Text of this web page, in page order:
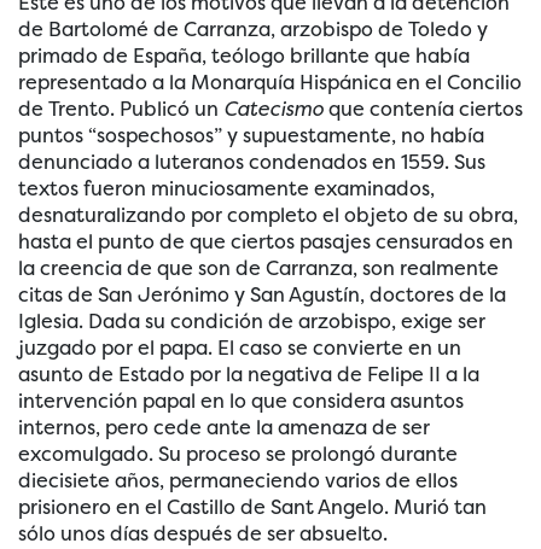
de Bartolomé de Carranza, arzobispo de Toledo y
primado de España, teólogo brillante que había
representado a la Monarquía Hispánica en el Concilio
de Trento. Publicó un Catecismoque contenía ciertos
puntos “sospechosos” y supuestamente, no había
denunciado a luteranos condenados en 1559. Sus
textos fueron minuciosamente examinados,
desnaturalizando por completo el objeto de su obra,
hasta el punto de que ciertos pasajes censurados en
la creencia de que son de Carranza, son realmente
citas de San Jerónimo y San Agustín, doctores de la
Iglesia. Dada su condición de arzobispo, exige ser
juzgado por el papa. El caso se convierte en un
asunto de Estado por la negativa de Felipe II a la
intervención papal en lo que considera asuntos
internos, pero cede ante la amenaza de ser
excomulgado. Su proceso se prolongó durante
diecisiete años, permaneciendo varios de ellos
prisionero en el Castillo de Sant Angelo. Murió tan
sólo unos días después de ser absuelto.